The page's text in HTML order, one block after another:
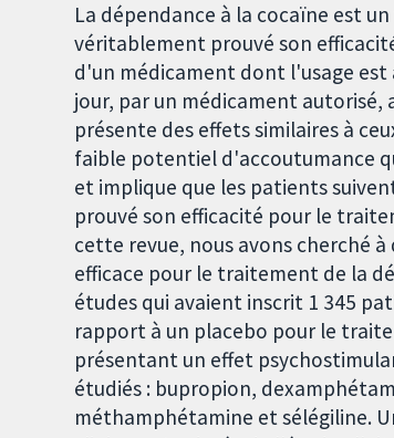
La dépendance à la cocaïne est
véritablement prouvé son
d'un médicament dont l'usage est
jour, par un médicament
présente des effets similaires à
faible potentiel d'accoutumance
et implique que les patients
prouvé son efficacité pour le
cette revue, nous avons cherché
efficace pour le traitement de la
études qui avaient inscrit 1 345
rapport à un placebo pour le
présentant un effet
étudiés : bupropion,
méthamphétamine et sélégiline.